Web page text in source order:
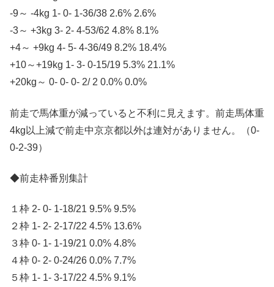
-9～ -4kg 1- 0- 1-36/38 2.6% 2.6%
-3～ +3kg 3- 2- 4-53/62 4.8% 8.1%
+4～ +9kg 4- 5- 4-36/49 8.2% 18.4%
+10～+19kg 1- 3- 0-15/19 5.3% 21.1%
+20kg～ 0- 0- 0- 2/ 2 0.0% 0.0%
前走で馬体重が減っていると不利に見えます。前走馬体重
4kg以上減で前走中京京都以外は連対がありません。（0-
0-2-39）
◆前走枠番別集計
１枠 2- 0- 1-18/21 9.5% 9.5%
２枠 1- 2- 2-17/22 4.5% 13.6%
３枠 0- 1- 1-19/21 0.0% 4.8%
４枠 0- 2- 0-24/26 0.0% 7.7%
５枠 1- 1- 3-17/22 4.5% 9.1%